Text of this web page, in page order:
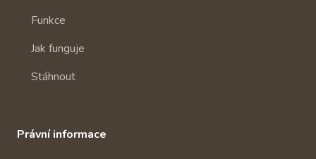
Funkce
Jak funguje
Stáhnout
Právní informace